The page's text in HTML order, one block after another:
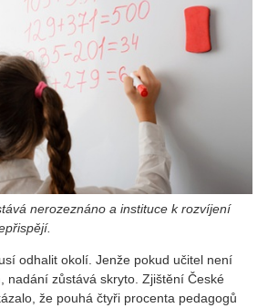
nerozeznáno a instituce k rozvíjení
odhalit okolí. Jenže pokud učitel není
nadání zůstává skryto. Zjištění České
že pouhá čtyři procenta pedagogů